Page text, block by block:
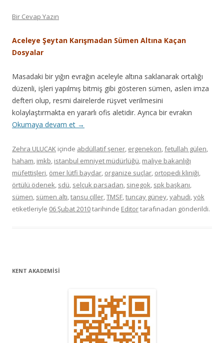
Bir Cevap Yazın
Aceleye Şeytan Karışmadan Sümen Altına Kaçan
Dosyalar
Masadaki bir yığın evrağın aceleyle altına saklanarak ortalığı
düzenli, işleri yapılmış bitmiş gibi gösteren sümen, aslen imza
defteri olup, resmi dairelerde rüşvet verilmesini
kolaylaştırmakta en yararlı ofis aletidir. Ayrıca bir evrakın
Okumaya devam et →
Zehra ULUCAK içinde abdüllatif şener, ergenekon,fetullah gülen,
haham, imkb, istanbul emniyet müdürlüğü, maliye bakanlığı
müfettişleri, ömer lütfi baydar, organize suçlar, ortopedi kliniği,
örtülü ödenek, sdü, selçuk parsadan, sinegok, spk başkanı,
sümen, sümen altı,tansu çiller,TMSF,tuncay güney,yahudi,yök
etiketleriyle 06 Şubat 2010tarihinde Editortarafınadan gönderildi.
KENT AKADEMİSİ